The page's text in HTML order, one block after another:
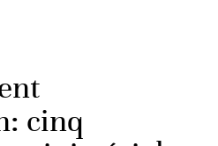
cinq